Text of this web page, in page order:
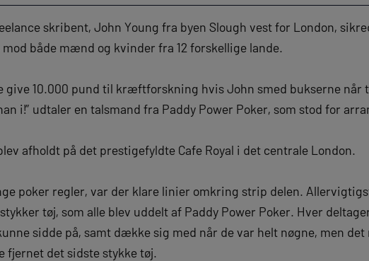
skribent, John Young fra byen Slough vest for London,
både mænd og kvinder fra 12 forskellige lande.
give 10.000 pund til kræftforskning hvis John smed bukserne når
i!” udtaler en talsmand fra Paddy Power Poker, som stod for
afholdt på det prestigefyldte Cafe Royal i det centrale London.
poker regler, var der klare linier omkring strip delen.
tøj, som alle blev uddelt af Paddy Power Poker. Hver
sidde på, samt dække sig med når de var helt nøgne, men
fjernet det sidste stykke tøj.